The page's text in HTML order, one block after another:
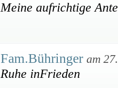
Meine aufrichtige
Fam.Bühringer am
Ruhe inFrieden